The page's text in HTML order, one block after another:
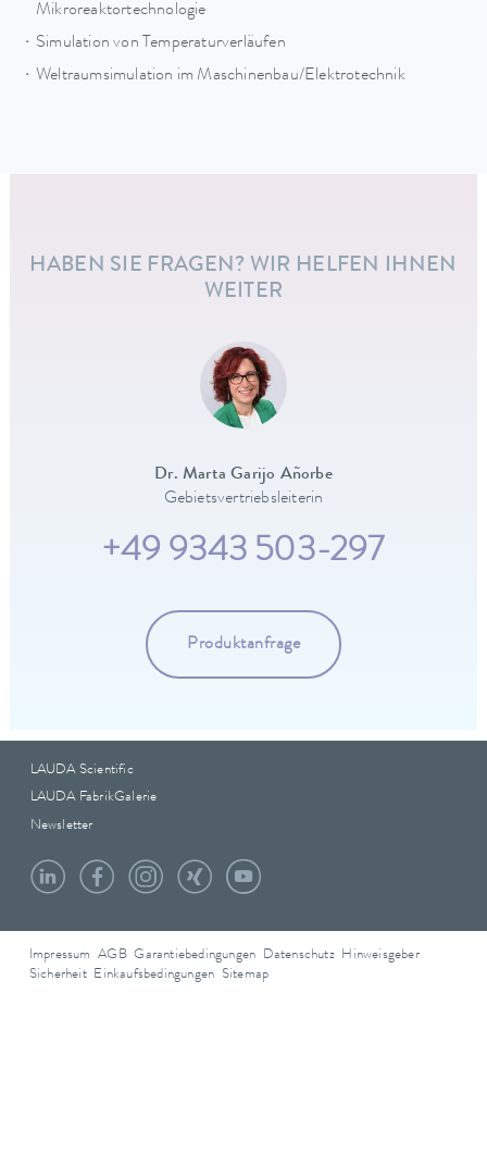
Mikroreaktortechnologie
Simulation von Temperaturverläufen
Weltraumsimulation im Maschinenbau/Elektrotechnik
HABEN SIE FRAGEN? WIR HELFEN IHNEN
WEITER
Dr. Marta Garijo Añorbe
Gebietsvertriebsleiterin
+49 9343 503-297
Produktanfrage
LAUDA Scientific
LAUDA FabrikGalerie
Newsletter
Impressum AGB Garantiebedingungen Datenschutz Hinweisgeber
Sicherheit Einkaufsbedingungen Sitemap